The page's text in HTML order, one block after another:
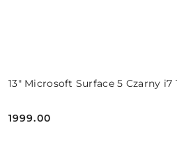
13" Microsoft Surface 5 Czarny i7
Cena:
1999.00